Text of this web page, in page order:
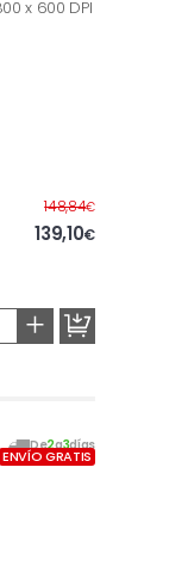
x 600 DPI
148,84€Antes
139,10€
+
De2a3días
ENVÍO GRATIS